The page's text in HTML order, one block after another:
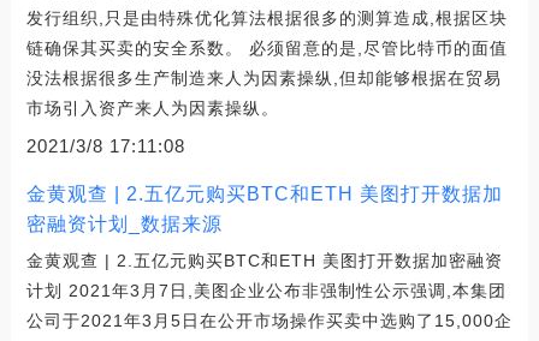
发行组织,只是由特殊优化算法根据很多的测算造成,根据区块
链确保其买卖的安全系数。 必须留意的是,尽管比特币的面值
没法根据很多生产制造来人为因素操纵,但却能够根据在贸易
市场引入资产来人为因素操纵。
2021/3/8 17:11:08
金黄观查 | 2.五亿元购买BTC和ETH 美图打开数据加
密融资计划_数据来源
金黄观查 | 2.五亿元购买BTC和ETH 美图打开数据加密融资
计划 2021年3月7日,美图企业公布非强制性公示强调,本集团
公司于2021年3月5日在公开市场操作买卖中选购了15,000企